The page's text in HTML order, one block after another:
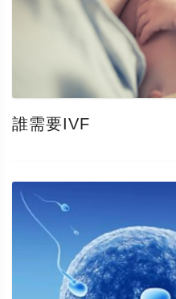
誰需要IVF